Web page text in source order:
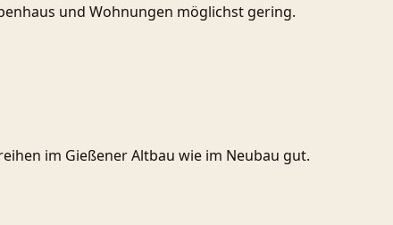
und Wohnungen möglichst gering.
im Gießener Altbau wie im Neubau gut.